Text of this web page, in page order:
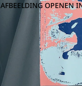
AFBEELDING OPENEN